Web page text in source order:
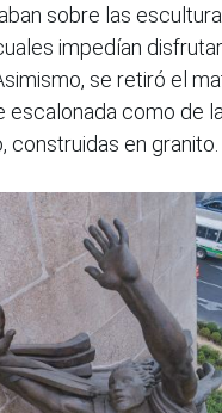
sobre las
impedían
se retiró el
escalonada como de
construidas en granito.